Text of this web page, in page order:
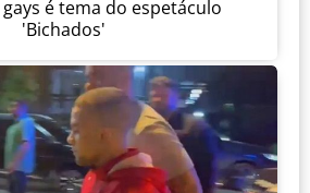
é tema do espetáculo
'Bichados'